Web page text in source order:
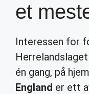
et
Interessen for
én gang, på
England er ett